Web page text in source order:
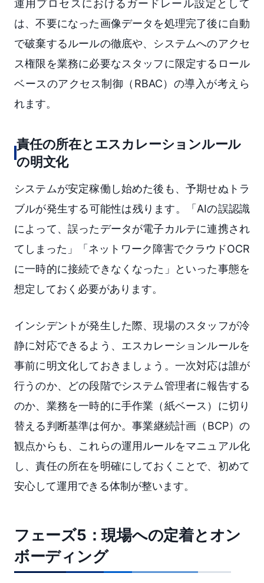
運用プロセスにおけるガードレール設定として
は、不要になった画像データを処理完了後に自動
で破棄するルールの徹底や、システムへのアクセ
ス権限を業務に必要なスタッフに限定するロール
ベースのアクセス制御（RBAC）の導入が考えら
れます。
責任の所在とエスカレーションルール
の明文化
システムが安定稼働し始めた後も、予期せぬトラ
ブルが発生する可能性は残ります。「AIの誤認識
によって、誤ったデータが電子カルテに連携され
てしまった」「ネットワーク障害でクラウドOCR
に一時的に接続できなくなった」といった事態を
想定しておく必要があります。
インシデントが発生した際、現場のスタッフが冷
静に対応できるよう、エスカレーションルールを
事前に明文化しておきましょう。一次対応は誰が
行うのか、どの段階でシステム管理者に報告する
のか、業務を一時的に手作業（紙ベース）に切り
替える判断基準は何か。事業継続計画（BCP）の
観点からも、これらの運用ルールをマニュアル化
し、責任の所在を明確にしておくことで、初めて
安心して運用できる体制が整います。
フェーズ5：現場への定着とオン
ボーディング